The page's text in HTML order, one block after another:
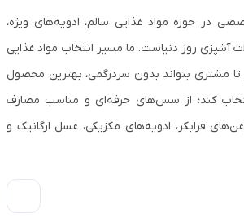
در حوزه مواد غذایی سالم، ادویه‌های ویژه،
روز دنیاست. ما مسیر انتخاب مواد غذایی
تا مشتری بتواند بدون سردرگمی، بهترین محصول
کند؛ از سس‌های حرفه‌ای و مناسب مصارف
فرابکر، ادویه‌های مکزیکی، عسل ارگانیک و